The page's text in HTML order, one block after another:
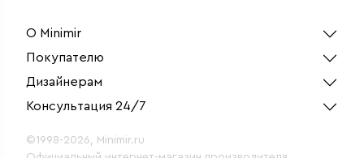
О Minimir
Покупателю
Дизайнерам
Консультация 24/7
©1998-2026, Minimir.ru